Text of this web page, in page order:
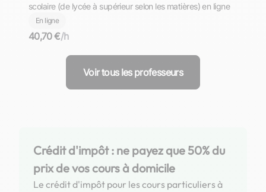
scolaire (de lycée à supérieur selon les matières) en ligne
En ligne
40,70 €/h
Voir tous les professeurs
Crédit d'impôt : ne payez que 50% du
prix de vos cours à domicile
Le crédit d'impôt pour les cours particuliers à